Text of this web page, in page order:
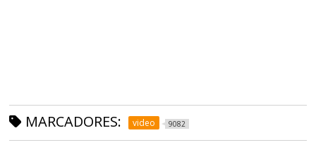
MARCADORES: video 9082